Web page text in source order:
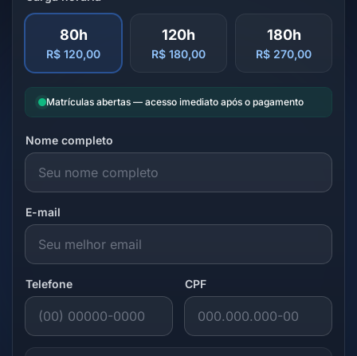
80h
R$ 120,00
120h
R$ 180,00
180h
R$ 270,00
Matrículas abertas — acesso imediato após o pagamento
Nome completo
E-mail
Telefone CPF